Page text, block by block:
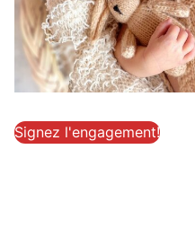
Signez l'engagement!